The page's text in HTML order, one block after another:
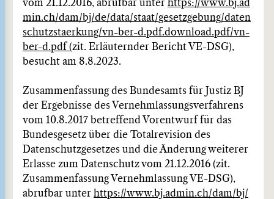
vom 21.12.2016, abrufbar unter https://www.bj.ad
min.ch/dam/bj/de/data/staat/gesetzgebung/daten
schutzstaerkung/vn-ber-d.pdf.download.pdf/vn-
ber-d.pdf (zit. Erläuternder Bericht VE-DSG),
besucht am 8.8.2023.
Zusammenfassung des Bundesamts für Justiz BJ
der Ergebnisse des Vernehmlassungsverfahrens
vom 10.8.2017 betreffend Vorentwurf für das
Bundesgesetz über die Totalrevision des
Datenschutzgesetzes und die Änderung weiterer
Erlasse zum Datenschutz vom 21.12.2016 (zit.
Zusammenfassung Vernehmlassung VE-DSG),
abrufbar unter https://www.bj.admin.ch/dam/bj/